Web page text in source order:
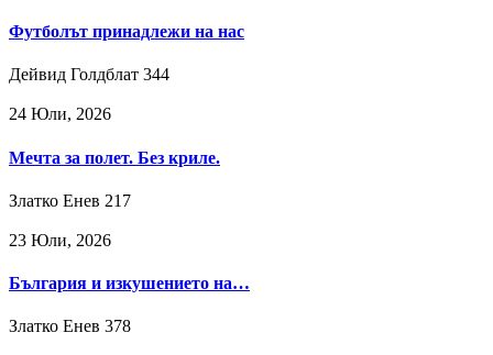
Футболът принадлежи на нас
Дейвид Голдблат 344
24 Юли, 2026
Мечта за полет. Без криле.
Златко Енев 217
23 Юли, 2026
България и изкушението на…
Златко Енев 378